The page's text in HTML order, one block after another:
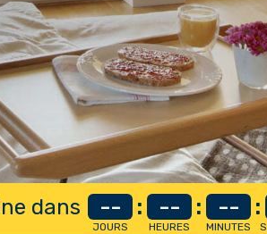
dans --
JOURS
: --
HEURES
: --
MINUTES
: